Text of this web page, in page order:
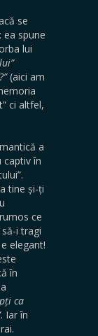
se
ea spune
lui
(aici am
ci altfel,
a
captiv în
tine și-ți
ce
i tragi
elegant!
în
ca
. Iar în